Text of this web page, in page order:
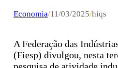
Economia/11/03/2025/hiqs
A Federação das
(Fiesp) divulgou, nesta